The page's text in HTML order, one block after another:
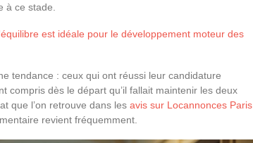
à ce stade.
est idéale pour le développement moteur des
tendance : ceux qui ont réussi leur candidature
compris dès le départ qu’il fallait maintenir les deux
que l’on retrouve dans les avis sur Locannonces Paris
revient fréquemment.